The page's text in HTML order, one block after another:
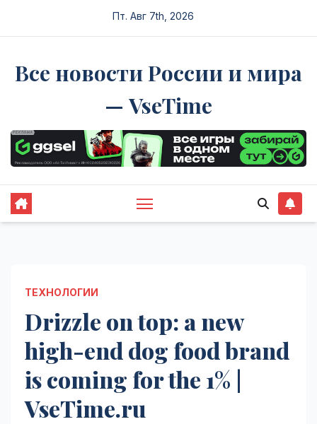
Пт. Авг 7th, 2026
Все новости России и мира
— VseTime
ТЕХНОЛОГИИ
Drizzle on top: a new
high-end dog food brand
is coming for the 1% |
VseTime.ru